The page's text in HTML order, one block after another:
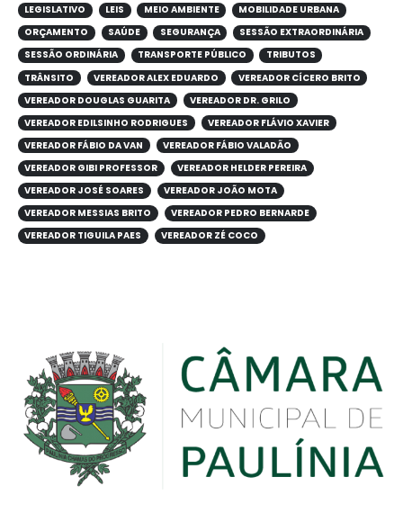
LEGISLATIVO
LEIS MEIO AMBIENTE
MOBILIDADE URBANA
ORÇAMENTO
SAÚDE SEGURANÇA
SESSÃO EXTRAORDINÁRIA
SESSÃO ORDINÁRIA
TRANSPORTE PÚBLICO
TRIBUTOS
TRÂNSITO
VEREADOR ALEX EDUARDO
VEREADOR CÍCERO BRITO
VEREADOR DOUGLAS GUARITA
VEREADOR DR. GRILO
VEREADOR EDILSINHO RODRIGUES
VEREADOR FLÁVIO XAVIER
VEREADOR FÁBIO DA VAN
VEREADOR FÁBIO VALADÃO
VEREADOR GIBI PROFESSOR
VEREADOR HELDER PEREIRA
VEREADOR JOSÉ SOARES
VEREADOR JOÃO MOTA
VEREADOR MESSIAS BRITO
VEREADOR PEDRO BERNARDE
VEREADOR TIGUILA PAES
VEREADOR ZÉ COCO